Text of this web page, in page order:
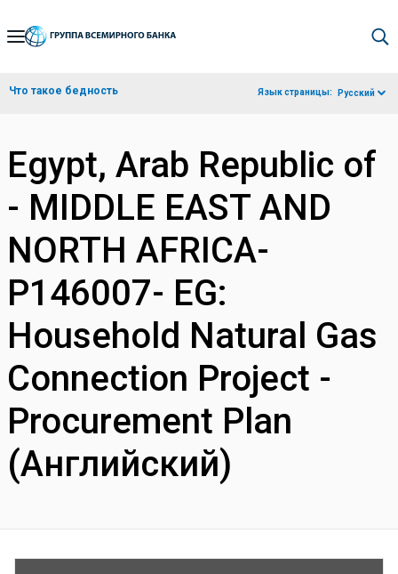
Skip
Navigation
Что такое бедность Язык страницы: Русский
Egypt, Arab Republic of
- MIDDLE EAST AND
NORTH AFRICA-
P146007- EG:
Household Natural Gas
Connection Project -
Procurement Plan
(Английский)